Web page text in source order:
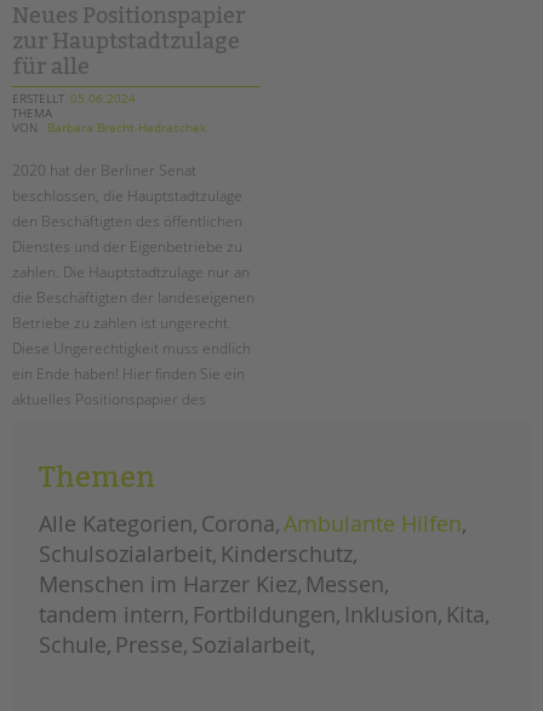
Briefe an Kai
PRESSE
KONTAKT
Impressum
Datenschutz
Hinweisgebersystem
Intranet
am
schloss
Neues Positionspapier
zur Hauptstadtzulage
für alle
ERSTELLT 05.06.2024
THEMA
VON
Barbara Brecht-Hadraschek
2020 hat der Berliner Senat
beschlossen, die Hauptstadtzulage
den Beschäftigten des öffentlichen
Dienstes und der Eigenbetriebe zu
zahlen. Die Hauptstadtzulage nur an
die Beschäftigten der landeseigenen
Betriebe zu zahlen ist ungerecht.
Diese Ungerechtigkeit muss endlich
ein Ende haben! Hier finden Sie ein
aktuelles Positionspapier des
für alle!
weiterlesenneues
positionspapier
zur
hauptstadtzulage
für
alle
Themen
Alle Kategorien Corona Ambulante Hilfen
Schulsozialarbeit Kinderschutz
Menschen im Harzer Kiez Messen
tandem intern Fortbildungen Inklusion Kita
Schule Presse Sozialarbeit